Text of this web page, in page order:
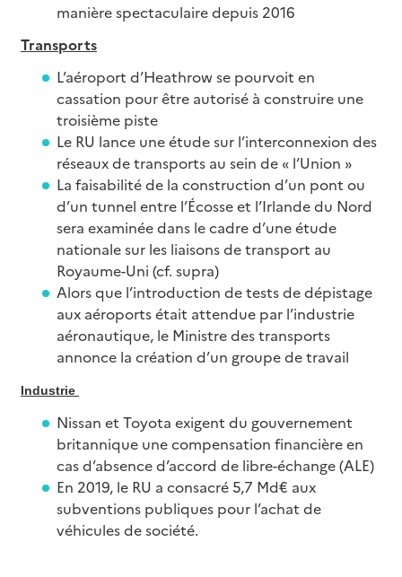
manière spectaculaire depuis 2016
Transports
L’aéroport d’Heathrow se pourvoit en
cassation pour être autorisé à construire une
troisième piste
Le RU lance une étude sur l’interconnexion des
réseaux de transports au sein de « l’Union »
La faisabilité de la construction d’un pont ou
d’un tunnel entre l’Écosse et l’Irlande du Nord
sera examinée dans le cadre d’une étude
nationale sur les liaisons de transport au
Royaume-Uni (cf. supra)
Alors que l’introduction de tests de dépistage
aux aéroports était attendue par l’industrie
aéronautique, le Ministre des transports
annonce la création d’un groupe de travail
Industrie
Nissan et Toyota exigent du gouvernement
britannique une compensation financière en
cas d’absence d’accord de libre-échange (ALE)
En 2019, le RU a consacré 5,7 Md€ aux
subventions publiques pour l’achat de
véhicules de société.